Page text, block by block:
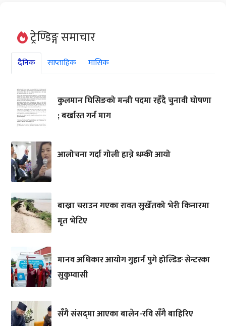
ट्रेण्डिङ्ग समाचार
दैनिक साप्ताहिक मासिक
कुलमान घिसिङको मन्त्री पदमा रहँदै चुनावी घोषणा
; बर्खास्त गर्न माग
आलोचना गर्दा गोली हान्ने धम्की आयो
बाख्रा चराउन गएका रावत सुर्खेतको भेरी किनारमा
मृत भेटिए
मानव अधिकार आयोग गुहार्न पुगे होल्डिङ सेन्टरका
सुकुम्वासी
सँगै संसद्‌मा आएका बालेन-रवि सँगै बाहिरिए